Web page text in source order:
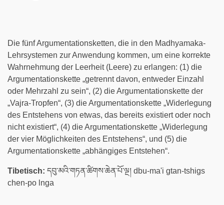
Die fünf Argumentationsketten, die in den Madhyamaka-
Lehrsystemen zur Anwendung kommen, um eine korrekte
Wahrnehmung der Leerheit (Leere) zu erlangen: (1) die
Argumentationskette „getrennt davon, entweder Einzahl
oder Mehrzahl zu sein“, (2) die Argumentationskette der
„Vajra-Tropfen“, (3) die Argumentationskette „Widerlegung
des Entstehens von etwas, das bereits existiert oder noch
nicht existiert“, (4) die Argumentationskette „Widerlegung
der vier Möglichkeiten des Entstehens“, und (5) die
Argumentationskette „abhängiges Entstehen“.
Tibetisch: དབུ་མའི་གཏན་ཚིགས་ཆེན་པོ་ལྔ། dbu-ma'i gtan-tshigs
chen-po lnga